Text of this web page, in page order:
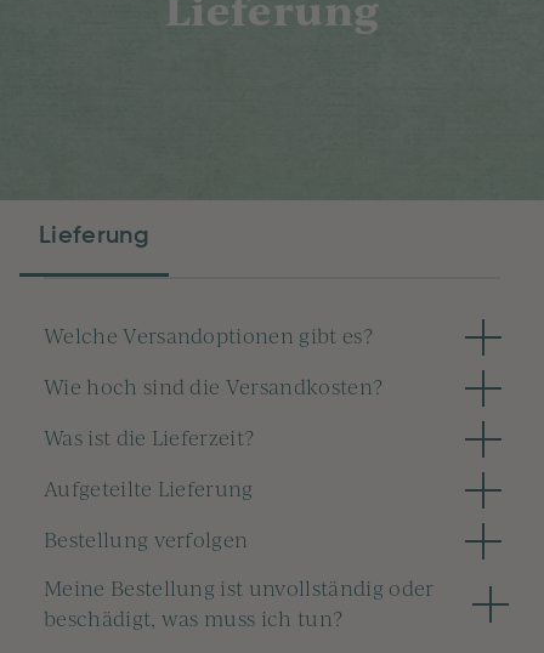
Lieferung
Welche Versandoptionen gibt es?
Wie hoch sind die Versandkosten?
Was ist die Lieferzeit?
Aufgeteilte Lieferung
Bestellung verfolgen
Meine Bestellung ist unvollständig oder
beschädigt, was muss ich tun?